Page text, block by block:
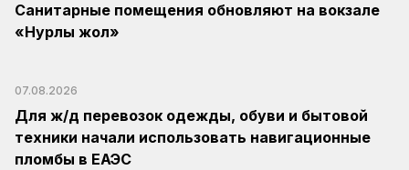
Санитарные помещения обновляют на вокзале
«Нурлы жол»
07.08.2026
Для ж/д перевозок одежды, обуви и бытовой
техники начали использовать навигационные
пломбы в ЕАЭС